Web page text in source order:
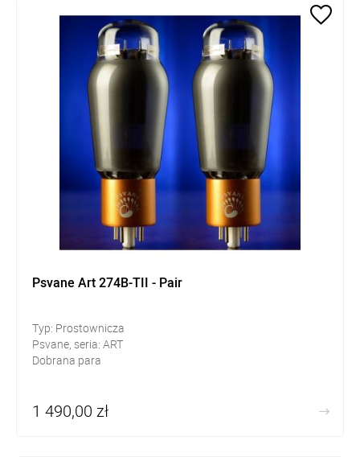
Psvane Art 274B-TII - Pair
Typ: Prostownicza
Psvane, seria: ART
Dobrana para
1 490,00 zł